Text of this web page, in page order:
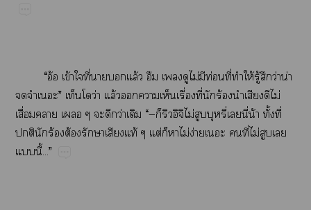
“​อ้​ข้​​ี่​​​ล้​​​​ไม่​​ท่​ี่​​ให้​ู้​​ว่​น่​
​”​​ว่​ล้​​​​ื่​ี่​​ร้​​​​ไม่​
ื่​​​​​ว่​​“—​ิไม่​​ี่​​ี่​น้​ั้​ี่​
​​ร้​ต้​​​ท้​ต่​​​ไม่​ง่​​ี่​ไม่​​​
​ี้...”